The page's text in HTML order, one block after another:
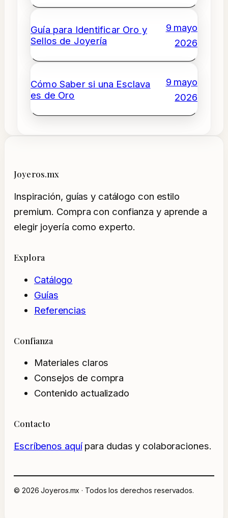
Guía para Identificar Oro y
Sellos de Joyería
9 mayo
2026
Cómo Saber si una Esclava
es de Oro
9 mayo
2026
Joyeros.mx
Inspiración, guías y catálogo con estilo
premium. Compra con confianza y aprende a
elegir joyería como experto.
Explora
Catálogo
Guías
Referencias
Confianza
Materiales claros
Consejos de compra
Contenido actualizado
Contacto
Escríbenos aquípara dudas y colaboraciones.
© 2026 Joyeros.mx · Todos los derechos reservados.